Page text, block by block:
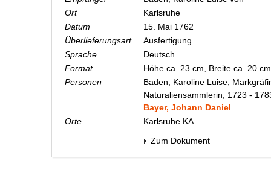
Ort
Karlsruhe
Datum
15. Mai 1762
Überlieferungsart
Ausfertigung
Sprache
Deutsch
Format
Höhe ca. 23 cm, Breite ca. 20
Personen
Baden, Karoline Luise;
Naturaliensammlerin, 1723 -
Bayer, Johann Daniel
Orte
Karlsruhe KA
Zum Dokument